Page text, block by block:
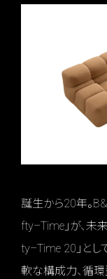
誕生から20年。
fty–Time」が、未
ty–Time 20」とし
軟な構成力、循